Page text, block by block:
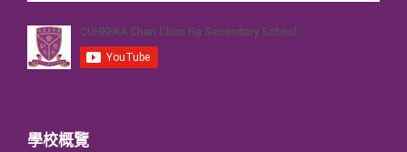
學校概覽